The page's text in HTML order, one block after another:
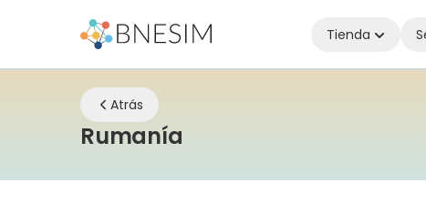
Tienda
Atrás
Rumanía eSIM | Mantente